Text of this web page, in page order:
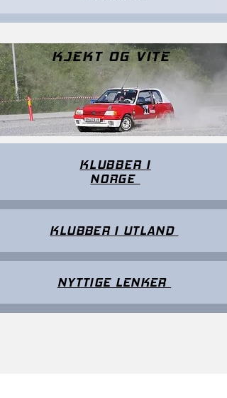
KJEKT OG VITE
KLUBBER I
NORGE
KLUBBER I UTLAND
NYTTIGE LENKER